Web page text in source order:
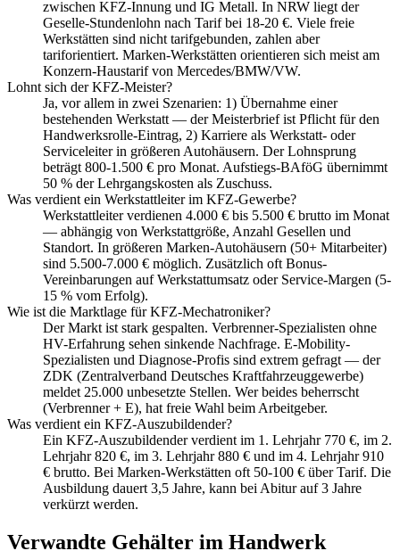
zwischen KFZ-Innung und IG Metall. In NRW liegt der
Geselle-Stundenlohn nach Tarif bei 18-20 €. Viele freie
Werkstätten sind nicht tarifgebunden, zahlen aber
tariforientiert. Marken-Werkstätten orientieren sich meist am
Konzern-Haustarif von Mercedes/BMW/VW.
Lohnt sich der KFZ-Meister?
Ja, vor allem in zwei Szenarien: 1) Übernahme einer
bestehenden Werkstatt — der Meisterbrief ist Pflicht für den
Handwerksrolle-Eintrag, 2) Karriere als Werkstatt- oder
Serviceleiter in größeren Autohäusern. Der Lohnsprung
beträgt 800-1.500 € pro Monat. Aufstiegs-BAföG übernimmt
50 % der Lehrgangskosten als Zuschuss.
Was verdient ein Werkstattleiter im KFZ-Gewerbe?
Werkstattleiter verdienen 4.000 € bis 5.500 € brutto im Monat
— abhängig von Werkstattgröße, Anzahl Gesellen und
Standort. In größeren Marken-Autohäusern (50+ Mitarbeiter)
sind 5.500-7.000 € möglich. Zusätzlich oft Bonus-
Vereinbarungen auf Werkstattumsatz oder Service-Margen (5-
15 % vom Erfolg).
Wie ist die Marktlage für KFZ-Mechatroniker?
Der Markt ist stark gespalten. Verbrenner-Spezialisten ohne
HV-Erfahrung sehen sinkende Nachfrage. E-Mobility-
Spezialisten und Diagnose-Profis sind extrem gefragt — der
ZDK (Zentralverband Deutsches Kraftfahrzeuggewerbe)
meldet 25.000 unbesetzte Stellen. Wer beides beherrscht
(Verbrenner + E), hat freie Wahl beim Arbeitgeber.
Was verdient ein KFZ-Auszubildender?
Ein KFZ-Auszubildender verdient im 1. Lehrjahr 770 €, im 2.
Lehrjahr 820 €, im 3. Lehrjahr 880 € und im 4. Lehrjahr 910
€ brutto. Bei Marken-Werkstätten oft 50-100 € über Tarif. Die
Ausbildung dauert 3,5 Jahre, kann bei Abitur auf 3 Jahre
verkürzt werden.
Verwandte Gehälter im Handwerk